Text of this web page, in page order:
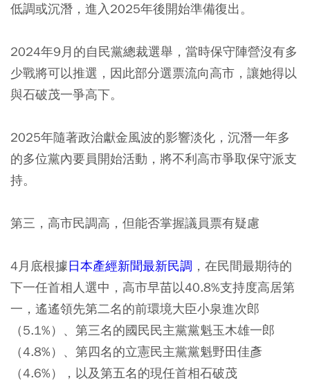
低調或沉潛，進入2025年後開始準備復出。
2024年9月的自民黨總裁選舉，當時保守陣營沒有多
少戰將可以推選，因此部分選票流向高市，讓她得以
與石破茂一爭高下。
2025年隨著政治獻金風波的影響淡化，沉潛一年多
的多位黨內要員開始活動，將不利高市爭取保守派支
持。
第三，高市民調高，但能否掌握議員票有疑慮
4月底根據日本產經新聞最新民調 ，在民間最期待的
下一任首相人選中，高市早苗以40.8%支持度高居第
一，遙遙領先第二名的前環境大臣小泉進次郎
（5.1%）、第三名的國民民主黨黨魁玉木雄一郎
（4.8%）、第四名的立憲民主黨黨魁野田佳彥
（4.6%），以及第五名的現任首相石破茂